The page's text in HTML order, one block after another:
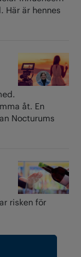
Här är hennes
åt. En
Nocturums
risken för